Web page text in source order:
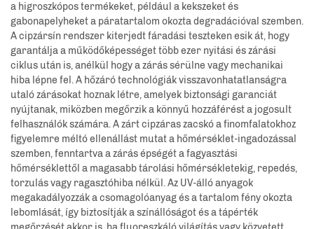
a higroszkópos termékeket, például a kekszeket és
gabonapelyheket a páratartalom okozta degradációval szemben.
A cipzársín rendszer kiterjedt fáradási teszteken esik át, hogy
garantálja a működőképességet több ezer nyitási és zárási
ciklus után is, anélkül hogy a zárás sérülne vagy mechanikai
hiba lépne fel. A hőzáró technológiák visszavonhatatlanságra
utaló zárásokat hoznak létre, amelyek biztonsági garanciát
nyújtanak, miközben megőrzik a könnyű hozzáférést a jogosult
felhasználók számára. A zárt cipzáras zacskó a finomfalatokhoz
figyelemre méltó ellenállást mutat a hőmérséklet-ingadozással
szemben, fenntartva a zárás épségét a fagyasztási
hőmérséklettől a magasabb tárolási hőmérsékletekig, repedés,
torzulás vagy ragasztóhiba nélkül. Az UV-álló anyagok
megakadályozzák a csomagolóanyag és a tartalom fény okozta
lebomlását, így biztosítják a színállóságot és a tápérték